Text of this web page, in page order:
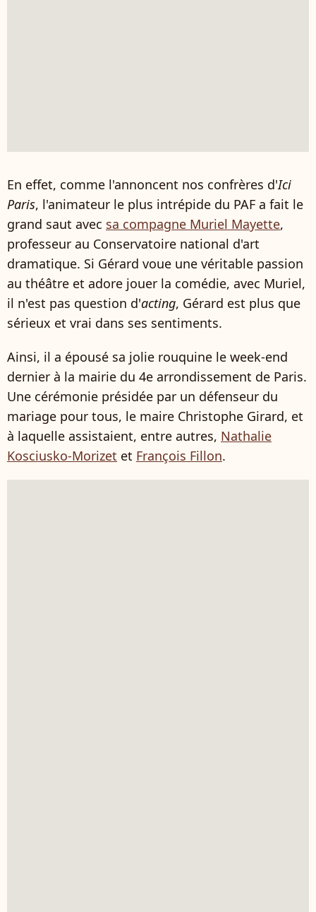
En effet, comme l'annoncent nos confrères d'Ici
Paris, l'animateur le plus intrépide du PAF a fait le
grand saut avec sa compagne Muriel Mayette,
professeur au Conservatoire national d'art
dramatique. Si Gérard voue une véritable passion
au théâtre et adore jouer la comédie, avec Muriel,
il n'est pas question d'acting, Gérard est plus que
sérieux et vrai dans ses sentiments.
Ainsi, il a épousé sa jolie rouquine le week-end
dernier à la mairie du 4e arrondissement de Paris.
Une cérémonie présidée par un défenseur du
mariage pour tous, le maire Christophe Girard, et
à laquelle assistaient, entre autres, Nathalie
Kosciusko-Morizet et François Fillon.